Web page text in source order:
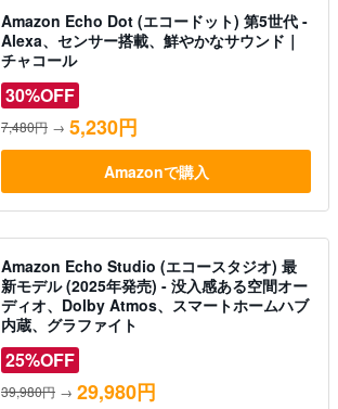
Amazon Echo Dot (エコードット) 第5世代 -
Alexa、センサー搭載、鮮やかなサウンド｜
チャコール
30%OFF
7,480円 → 5,230円
Amazonで購入
Amazon Echo Studio (エコースタジオ) 最
新モデル (2025年発売) - 没入感ある空間オー
ディオ、Dolby Atmos、スマートホームハブ
内蔵、グラファイト
25%OFF
39,980円 → 29,980円